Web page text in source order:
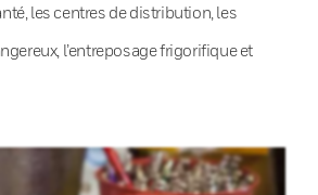
les centres de distribution, les
l’entreposage frigorifique et